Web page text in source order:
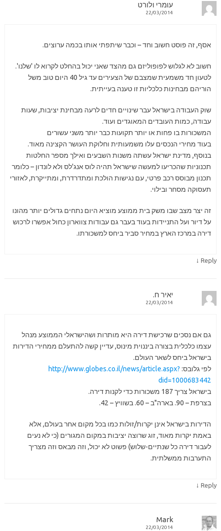
עומרי ולורט
22/03/2014
אסף, זה פוסט חשוב וחד – וכבר שיתפתי אותו בכמה ערוצים.
חשוב לא לגלוש לפופוליזם גם מהצד שאני יכול בהחלט לקרוא לו 'שלנו'.
לטעון חד משמעית שמצבם של הצעירים עד גיל 40 היום טוב משל
הוריהם מבחינות כלכליות זו טענה בעייתית.
שוק העבודה בישראל עבר שינויים חדים לרעה מבחינת יציבות, שעות
עבודה, כמות העובדים המאוגדים ועוד.
המשכורות בו פחות או יותר תקועות כבר יותר משני עשורים
בעוד מחירי הנכסים עלו משמעותית וחלוקת העושר הקצינה מאוד.
בנוסף, מדינת ישראל עשתה משנות השבעים ואילך מספר החלטות
תכנוניות שהכריעו למעשה שישראל תהיה לוס אנג'לס ולא לונדון – כלומר
תכנון מבוסס רכב פרטי, עם נגישות הולכת ומתדרדרת, ומתייקרת, לאזורי
תעסוקה מסחר ובילוי.
זה יצר מצב שבו משק בית ממוצע מוציא היום נתחים גדולים יותר מהונו
על דיור ועל התניידות בעוד בעבר גם עבודות צווארון כחול אפשרו לרכוש
דירה במרכז הארץ במחיר סביר ביחס למשכורתו.
Reply
↓
יאיר ח.
22/03/2014
גם אם נסכים שרכישת דירה היא מותרות ושהישראלי הממוצע מנהל
עצמו כלכלית בצורה ביננוית מינוס, עדיין קשה להתעלם ממחירי הדירות
בישראל ביחס לשאר העולם.
לפי גלובס:http://www.globes.co.il/news/article.aspx?
did=1000683442
בישראל צריך 187 משכורות כדי לקנות דירה.
בצרפת – 90. בארה"ב – 60. בשוויץ – 42.
הדירות בישראל אינן יקרות/זולות כמו בכל מקום אחר בעולם, אלא
באמת יקרות מאוד, זוג שרוצה יציבות במקום המגורים (כי לא נעים
לעבור דירה כל שנתיים-שלוש) פשוט לא יכול, וזה מבאס וזה מצריך
התערבות ממשלתית.
Reply
↓
Mark
22/03/2014